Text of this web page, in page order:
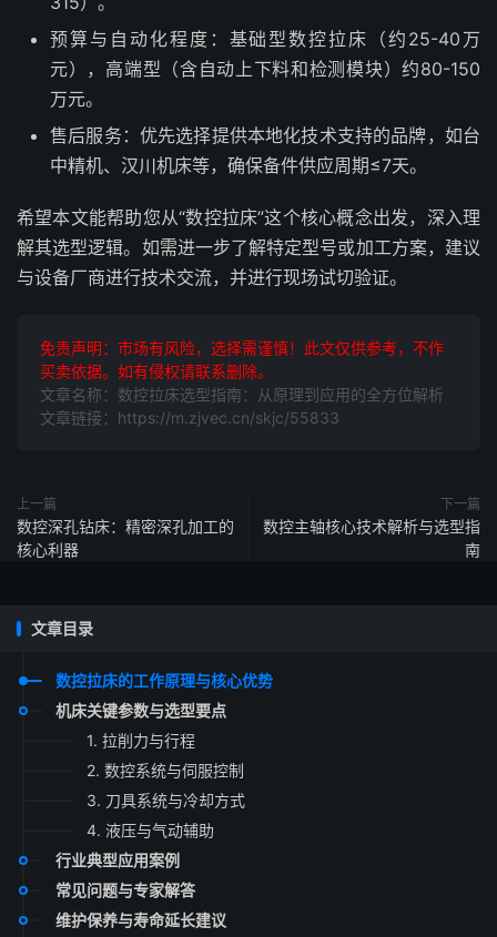
预算与自动化程度：基础型数控拉床（约25-40万
元），高端型（含自动上下料和检测模块）约80-150
万元。
售后服务：优先选择提供本地化技术支持的品牌，如台
中精机、汉川机床等，确保备件供应周期≤7天。
希望本文能帮助您从“数控拉床”这个核心概念出发，深入理
解其选型逻辑。如需进一步了解特定型号或加工方案，建议
与设备厂商进行技术交流，并进行现场试切验证。
免责声明：市场有风险，选择需谨慎！此文仅供参考，不作
买卖依据。如有侵权请联系删除。
文章名称：数控拉床选型指南：从原理到应用的全方位解析
文章链接：https://m.zjvec.cn/skjc/55833
上一篇
数控深孔钻床：精密深孔加工的
核心利器
下一篇
数控主轴核心技术解析与选型指
南
文章目录
数控拉床的工作原理与核心优势
机床关键参数与选型要点
1. 拉削力与行程
2. 数控系统与伺服控制
3. 刀具系统与冷却方式
4. 液压与气动辅助
行业典型应用案例
常见问题与专家解答
维护保养与寿命延长建议